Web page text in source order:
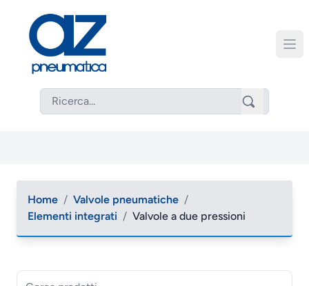
Home / Valvole pneumatiche /
Elementi integrati / Valvole a due pressioni